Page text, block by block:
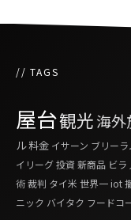
// TAGS
屋台観光海外
ル料金 イサーン ブリーラ
イリーグ投資 新商品 ビラ
術裁判 タイ米 世界一iot
ニック バイタク フードコ